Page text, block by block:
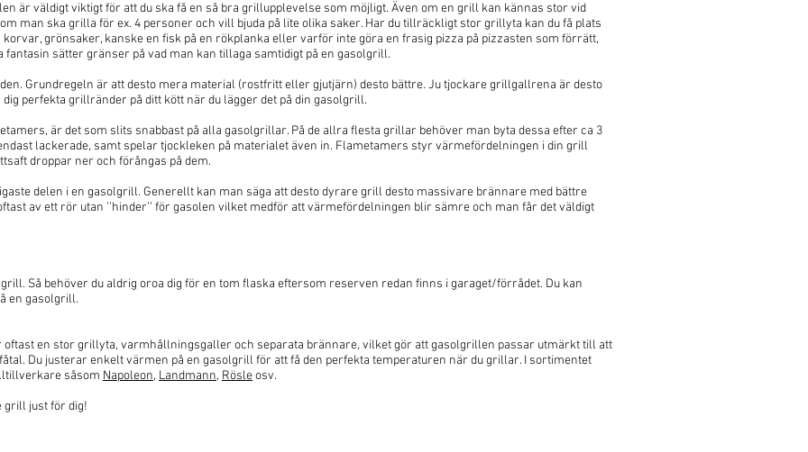
är väldigt viktigt för att du ska få en så bra grillupplevelse som möjligt. Även om en grill kan kännas stor vid
man ska grilla för ex. 4 personer och vill bjuda på lite olika saker. Har du tillräckligt stor grillyta kan du få plats
grönsaker, kanske en fisk på en rökplanka eller varför inte göra en frasig pizza på pizzasten som förrätt,
sätter gränser på vad man kan tillaga samtidigt på en gasolgrill.
Grundregeln är att desto mera material (rostfritt eller gjutjärn) desto bättre. Ju tjockare grillgallrena är desto
perfekta grillränder på ditt kött när du lägger det på din gasolgrill.
är det som slits snabbast på alla gasolgrillar. På de allra flesta grillar behöver man byta dessa efter ca 3
lackerade, samt spelar tjockleken på materialet även in. Flametamers styr värmefördelningen i din grill
droppar ner och förångas på dem.
delen i en gasolgrill. Generellt kan man säga att desto dyrare grill desto massivare brännare med bättre
av ett rör utan ’’hinder’’ för gasolen vilket medför att värmefördelningen blir sämre och man får det väldigt
Så behöver du aldrig oroa dig för en tom flaska eftersom reserven redan finns i garaget/förrådet. Du kan
en gasolgrill.
en stor grillyta, varmhållningsgaller och separata brännare, vilket gör att gasolgrillen passar utmärkt till att
Du justerar enkelt värmen på en gasolgrill för att få den perfekta temperaturen när du grillar. I sortimentet
såsom Napoleon, Landmann, Rösleosv.
grill just för dig!